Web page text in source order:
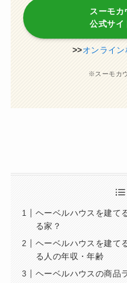
スーモカ
公式サイ
>>オンライ
※スーモカ
ヘーベルハウスを建て
る家？
ヘーベルハウスを建て
る人の年収・年齢
ヘーベルハウスの商品